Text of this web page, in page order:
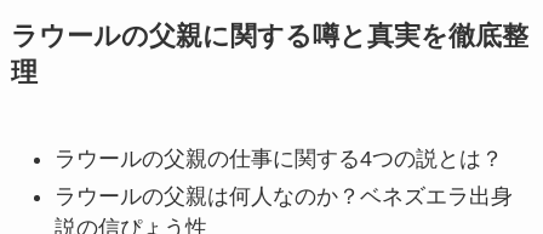
ラウールの父親に関する噂と真実を徹底整
理
ラウールの父親の仕事に関する4つの説とは？
ラウールの父親は何人なのか？ベネズエラ出身
説の信ぴょう性